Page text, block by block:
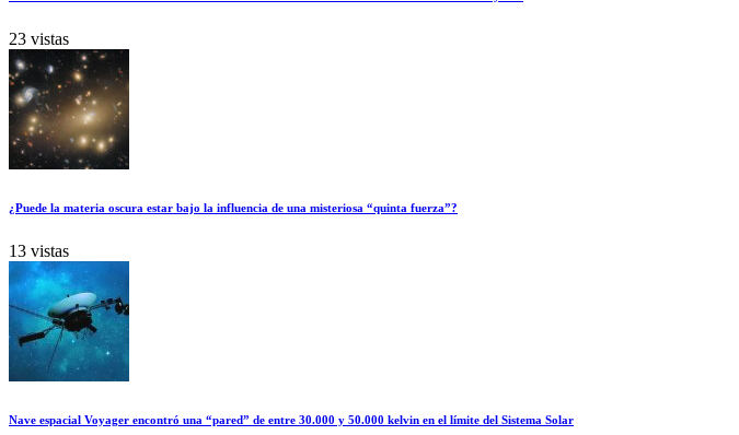
23 vistas
¿Puede la materia oscura estar bajo la influencia de una misteriosa “quinta fuerza”?
13 vistas
Nave espacial Voyager encontró una “pared” de entre 30.000 y 50.000 kelvin en el límite del Sistema Solar